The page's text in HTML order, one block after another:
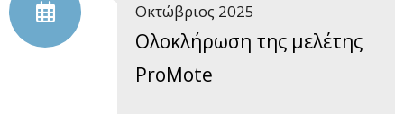
Οκτώβριος 2025
Oλοκλήρωση της μελέτης
ProMote